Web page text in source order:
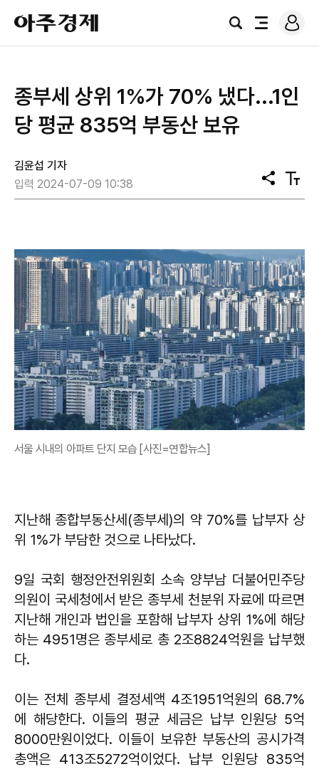
아
주
경
검
전
로
그
종부세 상위 1%가 70% 냈다...1인
당 평균 835억 부동산 보유
김윤섭 기자
입력 2024-07-09 10:38
공
유
텍
스
서울 시내의 아파트 단지 모습 [사진=연합뉴스]
지난해 종합부동산세(종부세)의 약 70%를 납부자 상
위 1%가 부담한 것으로 나타났다.
9일 국회 행정안전위원회 소속 양부남 더불어민주당
의원이 국세청에서 받은 종부세 천분위 자료에 따르면
지난해 개인과 법인을 포함해 납부자 상위 1%에 해당
하는 4951명은 종부세로 총 2조8824억원을 납부했
다.
이는 전체 종부세 결정세액 4조1951억원의 68.7%
에 해당한다. 이들의 평균 세금은 납부 인원당 5억
8000만원이었다. 이들이 보유한 부동산의 공시가격
총액은 413조5272억이었다. 납부 인원당 835억